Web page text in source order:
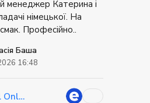
поати і вивчай
Дякую вам!
менеджер Катерина і
німецької. На
Професійно..
Баша
16:48
AntiSchool Online